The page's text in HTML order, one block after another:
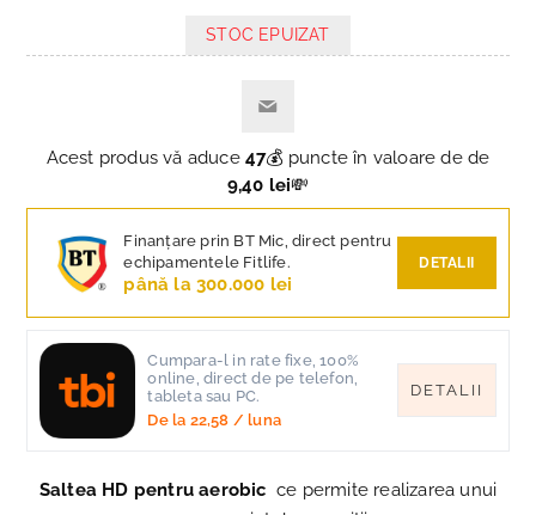
STOC EPUIZAT
Acest produs vă aduce 47💰 puncte în valoare de de
9,40 lei💸
Finanțare prin BT Mic, direct pentru
echipamentele Fitlife.
până la 300.000 lei
DETALII
Cumpara-l in rate fixe, 100%
online, direct de pe telefon,
tableta sau PC.
De la 22,58 / luna
DETALII
Saltea HD pentru aerobic ce permite realizarea unui